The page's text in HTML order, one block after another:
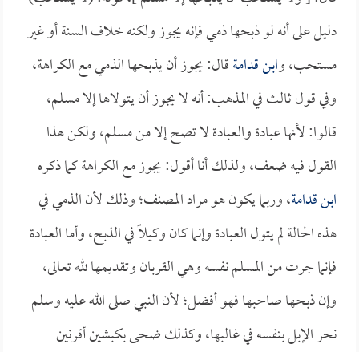
دليل على أنه لو ذبحها ذمي فإنه يجوز ولكنه خلاف السنة أو غير
مستحب، وابن قدامةقال: يجوز أن يذبحها الذمي مع الكراهة،
وفي قول ثالث في المذهب: أنه لا يجوز أن يتولاها إلا مسلم،
قالوا: لأنها عبادة والعبادة لا تصح إلا من مسلم، ولكن هذا
القول فيه ضعف، ولذلك أنا أقول: يجوز مع الكراهة كما ذكره
ابن قدامة، وربما يكون هو مراد المصنف؛ وذلك لأن الذمي في
هذه الحالة لم يتول العبادة وإنما كان وكيلاً في الذبح، وأما العبادة
فإنما جرت من المسلم نفسه وهي القربان وتقديمها لله تعالى،
وإن ذبحها صاحبها فهو أفضل؛ لأن النبي صلى الله عليه وسلم
نحر الإبل بنفسه في غالبها، وكذلك ضحى بكبشين أقرنين